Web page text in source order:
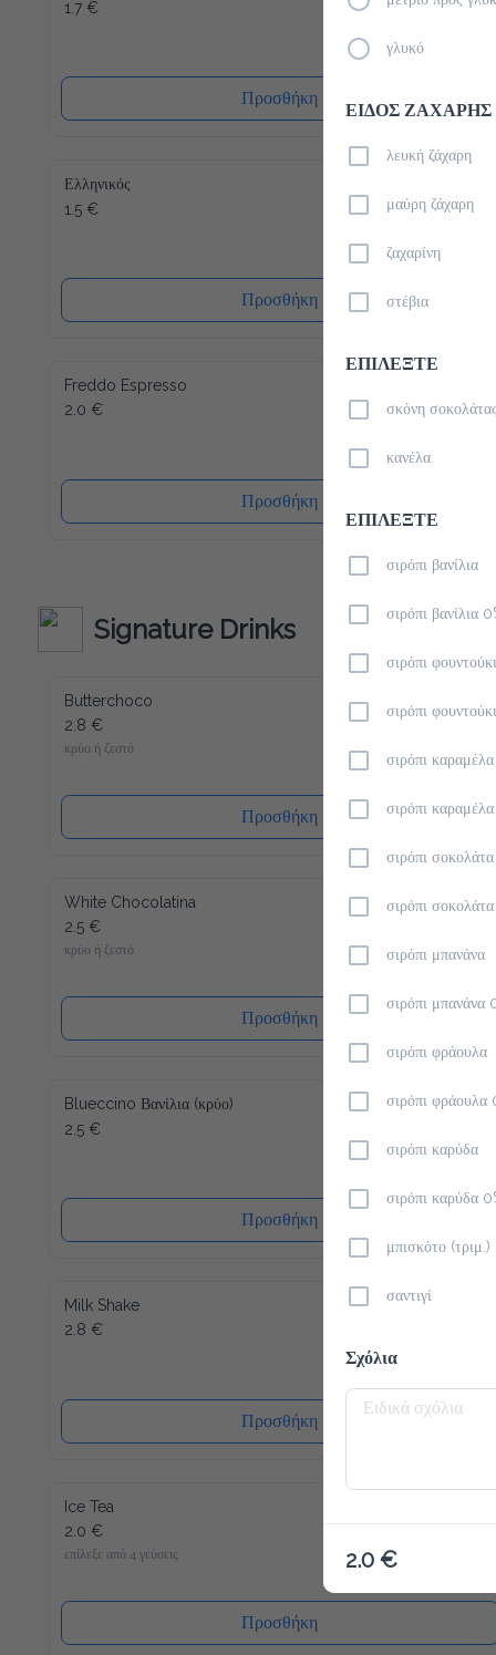
Προσθήκη
Ελληνικός
1.5 €
Προσθήκη
Freddo Espresso
2.0 €
Προσθήκη
Signature Drinks
Butterchoco
2.8 €
κρύο ή ζεστό
Προσθήκη
White Chocolatina
2.5 €
κρύο ή ζεστό
Προσθήκη
Blueccino Βανίλια (κρύο)
2.5 €
Προσθήκη
Milk Shake
2.8 €
Προσθήκη
Ice Tea
2.0 €
επίλεξε από 4 γεύσεις
Προσθήκη
γλυκό
ΕΙΔΟΣ ΖΑΧΑΡΗΣ
λευκή ζάχαρη
μαύρη ζάχαρη
ζαχαρίνη
στέβια
ΕΠΙΛΕΞΤΕ
σκόνη
κανέλα
ΕΠΙΛΕΞΤΕ
σιρόπι βανίλια
σιρόπι βανίλια
σιρόπι φουντούκι
σιρόπι
σιρόπι καραμέλα
σιρόπι
σιρόπι σοκολάτα
σιρόπι
σιρόπι μπανάνα
σιρόπι μπανάνα
σιρόπι φράουλα
σιρόπι φράουλα
σιρόπι καρύδα
σιρόπι καρύδα
μπισκότο (τριμ.)
σαντιγί
Σχόλια
2.0 €